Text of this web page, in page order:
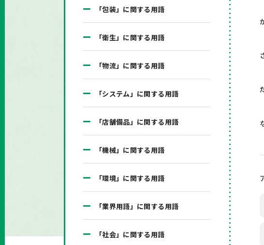
「包装」に関する用語
「衛生」に関する用語
「物流」に関する用語
「システム」に関する用語
「店舗備品」に関する用語
「機械」に関する用語
「環境」に関する用語
「業界用語」に関する用語
「社会」に関する用語